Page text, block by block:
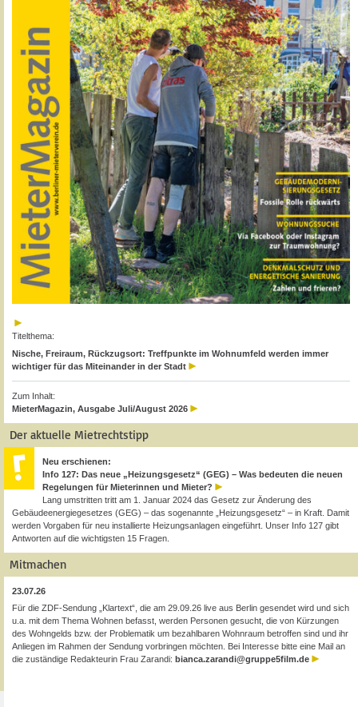
Titelthema:
Nische, Freiraum, Rückzugsort: Treffpunkte im Wohnumfeld werden immer
wichtiger für das Miteinander in der Stadt
Zum Inhalt:
MieterMagazin, Ausgabe Juli/August 2026
Der aktuelle Mietrechtstipp
Neu erschienen:
Info 127: Das neue „Heizungsgesetz“ (GEG) – Was bedeuten die neuen
Regelungen für Mieterinnen und Mieter?
Lang umstritten tritt am 1. Januar 2024 das Gesetz zur Änderung des
Gebäudeenergiegesetzes (GEG) – das sogenannte „Heizungsgesetz“ – in Kraft. Damit
werden Vorgaben für neu installierte Heizungsanlagen eingeführt. Unser Info 127 gibt
Antworten auf die wichtigsten 15 Fragen.
Mitmachen
23.07.26
Für die ZDF-Sendung „Klartext“, die am 29.09.26 live aus Berlin gesendet wird und sich
u.a. mit dem Thema Wohnen befasst, werden Personen gesucht, die von Kürzungen
des Wohngelds bzw. der Problematik um bezahlbaren Wohnraum betroffen sind und ihr
Anliegen im Rahmen der Sendung vorbringen möchten. Bei Interesse bitte eine Mail an
die zuständige Redakteurin Frau Zarandi: bianca.zarandi@gruppe5film.de